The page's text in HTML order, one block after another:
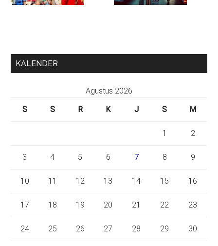
KALENDER
Agustus 2026
S
S R K J S M
1 2
3 4 5 6 7 8 9
10 11 12 13 14 15 16
17 18 19 20 21 22 23
24 25 26 27 28 29 30